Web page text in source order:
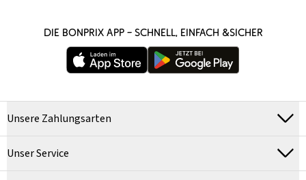
DIE BONPRIX APP – SCHNELL, EINFACH &SICHER
Unsere Zahlungsarten
Unser Service